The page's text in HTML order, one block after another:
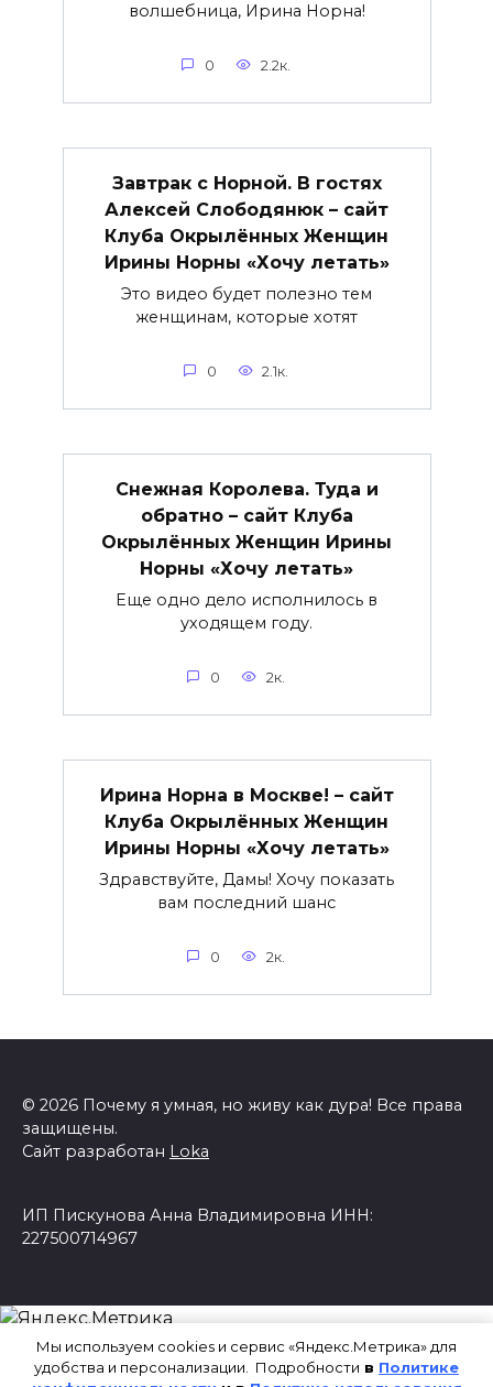
волшебница, Ирина Норна!
0 2.2к.
Завтрак с Норной. В гостях
Алексей Слободянюк – сайт
Клуба Окрылённых Женщин
Ирины Норны «Хочу летать»
Это видео будет полезно тем
женщинам, которые хотят
0 2.1к.
Снежная Королева. Туда и
обратно – сайт Клуба
Окрылённых Женщин Ирины
Норны «Хочу летать»
Еще одно дело исполнилось в
уходящем году.
0 2к.
Ирина Норна в Москве! – сайт
Клуба Окрылённых Женщин
Ирины Норны «Хочу летать»
Здравствуйте, Дамы! Хочу показать
вам последний шанс
0 2к.
© 2026 Почему я умная, но живу как дура! Все права
защищены.
Сайт разработан Loka
ИП Пискунова Анна Владимировна ИНН:
227500714967
Мы используем cookies и сервис «Яндекс.Метрика» для
удобства и персонализации. Подробности в Политике